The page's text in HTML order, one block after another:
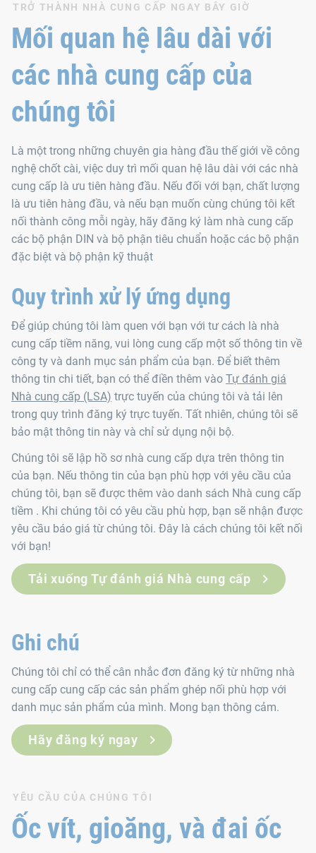
TRỞ THÀNH NHÀ CUNG CẤP NGAY BÂY GIỜ
Mối quan hệ lâu dài với
các nhà cung cấp của
chúng tôi
Là một trong những chuyên gia hàng đầu thế giới về công
nghệ chốt cài, việc duy trì mối quan hệ lâu dài với các nhà
cung cấp là ưu tiên hàng đầu. Nếu đối với bạn, chất lượng
là ưu tiên hàng đầu, và nếu bạn muốn cùng chúng tôi kết
nối thành công mỗi ngày, hãy đăng ký làm nhà cung cấp
các bộ phận DIN và bộ phận tiêu chuẩn hoặc các bộ phận
đặc biệt và bộ phận kỹ thuật
Quy trình xử lý ứng dụng
Để giúp chúng tôi làm quen với bạn với tư cách là nhà
cung cấp tiềm năng, vui lòng cung cấp một số thông tin về
công ty và danh mục sản phẩm của bạn. Để biết thêm
thông tin chi tiết, bạn có thể điền thêm vào Tự đánh giá
Nhà cung cấp (LSA) trực tuyến của chúng tôi và tải lên
trong quy trình đăng ký trực tuyến. Tất nhiên, chúng tôi sẽ
bảo mật thông tin này và chỉ sử dụng nội bộ.
Chúng tôi sẽ lập hồ sơ nhà cung cấp dựa trên thông tin
của bạn. Nếu thông tin của bạn phù hợp với yêu cầu của
chúng tôi, bạn sẽ được thêm vào danh sách Nhà cung cấp
tiềm . Khi chúng tôi có yêu cầu phù hợp, bạn sẽ nhận được
yêu cầu báo giá từ chúng tôi. Đây là cách chúng tôi kết nối
với bạn!
Tải xuống Tự đánh giá Nhà cung cấp
Ghi chú
Chúng tôi chỉ có thể cân nhắc đơn đăng ký từ những nhà
cung cấp cung cấp các sản phẩm ghép nối phù hợp với
danh mục sản phẩm của mình. Mong bạn thông cảm.
Hãy đăng ký ngay
YÊU CẦU CỦA CHÚNG TÔI
Ốc vít, gioăng, và đai ốc